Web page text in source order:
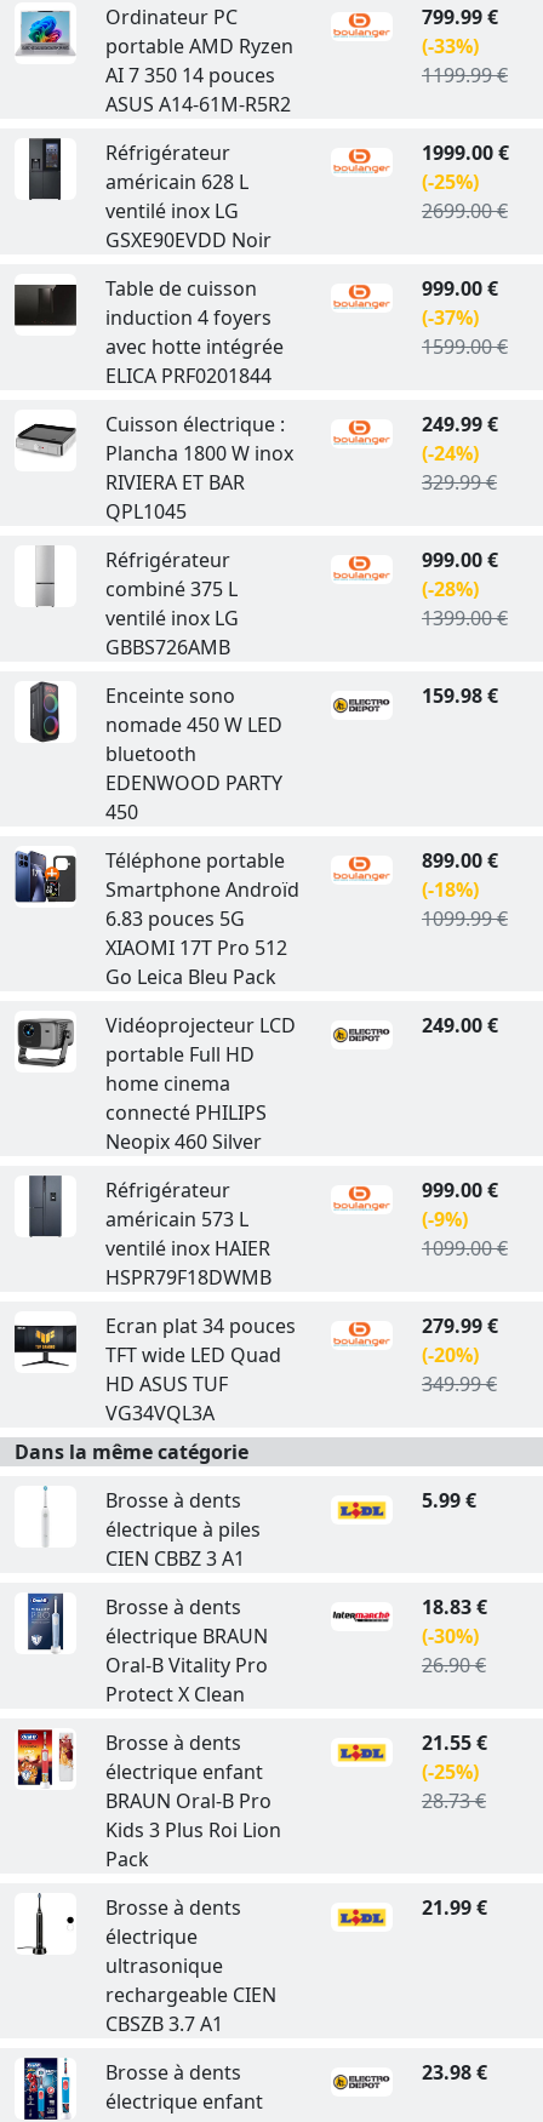
Ordinateur PC
portable AMD Ryzen
AI 7 350 14 pouces
ASUS A14-61M-R5R2
799.99 €
(-33%)
1199.99 €
Réfrigérateur
américain 628 L
ventilé inox LG
GSXE90EVDD Noir
1999.00 €
(-25%)
2699.00 €
Table de cuisson
induction 4 foyers
avec hotte intégrée
ELICA PRF0201844
999.00 €
(-37%)
1599.00 €
Cuisson électrique :
Plancha 1800 W inox
RIVIERA ET BAR
QPL1045
249.99 €
(-24%)
329.99 €
Réfrigérateur
combiné 375 L
ventilé inox LG
GBBS726AMB
999.00 €
(-28%)
1399.00 €
Enceinte sono
nomade 450 W LED
bluetooth
EDENWOOD PARTY
450
159.98 €
Téléphone portable
Smartphone Androïd
6.83 pouces 5G
XIAOMI 17T Pro 512
Go Leica Bleu Pack
899.00 €
(-18%)
1099.99 €
Vidéoprojecteur LCD
portable Full HD
home cinema
connecté PHILIPS
Neopix 460 Silver
249.00 €
Réfrigérateur
américain 573 L
ventilé inox HAIER
HSPR79F18DWMB
999.00 €
(-9%)
1099.00 €
Ecran plat 34 pouces
TFT wide LED Quad
HD ASUS TUF
VG34VQL3A
279.99 €
(-20%)
349.99 €
Dans la même catégorie
Brosse à dents
électrique à piles
CIEN CBBZ 3 A1
5.99 €
Brosse à dents
électrique BRAUN
Oral-B Vitality Pro
Protect X Clean
18.83 €
(-30%)
26.90 €
Brosse à dents
électrique enfant
BRAUN Oral-B Pro
Kids 3 Plus Roi Lion
Pack
21.55 €
(-25%)
28.73 €
Brosse à dents
électrique
ultrasonique
rechargeable CIEN
CBSZB 3.7 A1
21.99 €
Brosse à dents
électrique enfant
23.98 €